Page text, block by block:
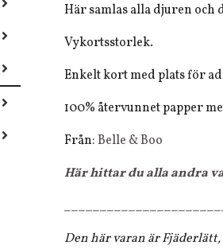
Här samlas alla djuren och
Vykortsstorlek.
Enkelt kort med plats för
100% återvunnet papper
Från:Belle & Boo
Här hittar du alla andra
Den här varan är